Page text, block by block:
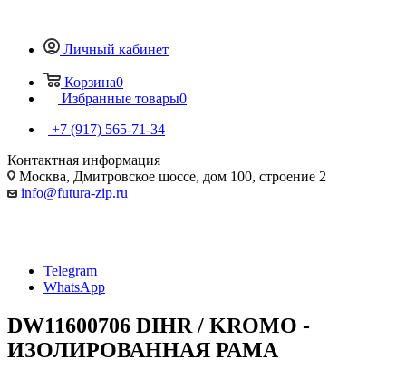
Личный кабинет
Корзина0
Избранные товары0
+7 (917) 565-71-34
Контактная информация
Москва, Дмитровское шоссе, дом 100, строение 2
info@futura-zip.ru
Telegram
WhatsApp
DW11600706 DIHR / KROMO -
ИЗОЛИРОВАННАЯ РАМА